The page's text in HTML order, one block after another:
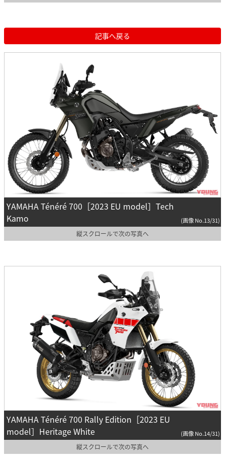
記事へ戻る
YAMAHA Ténéré 700［2023 EU model］Tech
Kamo
(画像 No.13/31)
縦スクロールで次の写真へ
YAMAHA Ténéré 700 Rally Edition［2023 EU
model］Heritage White
(画像 No.14/31)
縦スクロールで次の写真へ